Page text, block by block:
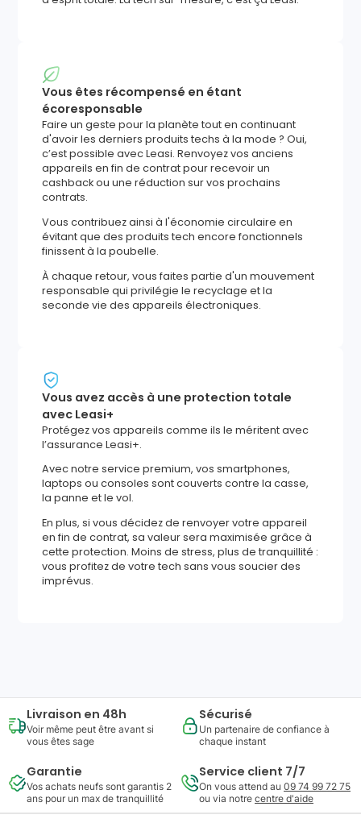
Vous êtes récompensé en étant
écoresponsable
Faire un geste pour la planète tout en continuant
d'avoir les derniers produits techs à la mode ? Oui,
c’est possible avec Leasi. Renvoyez vos anciens
appareils en fin de contrat pour recevoir un
cashback ou une réduction sur vos prochains
contrats.
Vous contribuez ainsi à l'économie circulaire en
évitant que des produits tech encore fonctionnels
finissent à la poubelle.
À chaque retour, vous faites partie d'un mouvement
responsable qui privilégie le recyclage et la
seconde vie des appareils électroniques.
Vous avez accès à une protection totale
avec Leasi+
Protégez vos appareils comme ils le méritent avec
l’assurance Leasi+.
Avec notre service premium, vos smartphones,
laptops ou consoles sont couverts contre la casse,
la panne et le vol.
En plus, si vous décidez de renvoyer votre appareil
en fin de contrat, sa valeur sera maximisée grâce à
cette protection. Moins de stress, plus de tranquillité :
vous profitez de votre tech sans vous soucier des
imprévus.
Livraison en 48h
Voir même peut être avant si
vous êtes sage
Sécurisé
Un partenaire de confiance à
chaque instant
Garantie
Vos achats neufs sont garantis 2
ans pour un max de tranquillité
Service client 7/7
On vous attend au 09 74 99 72 75
ou via notre centre d'aide